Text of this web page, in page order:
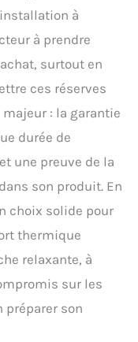
à
à prendre
surtout en
ces réserves
: la garantie
durée de
une preuve de la
son produit. En
choix solide pour
thermique
relaxante, à
sur les
préparer son